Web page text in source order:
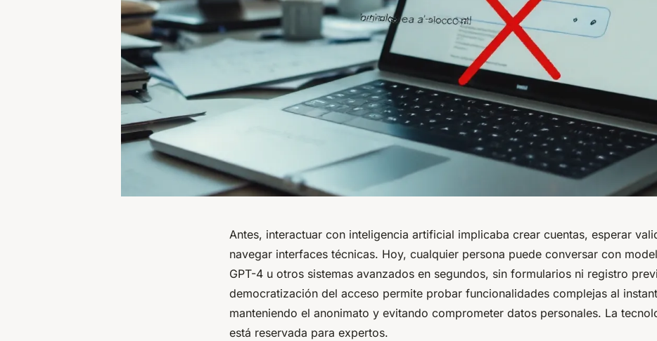
Antes, interactuar con inteligencia artificial implicaba crear cuentas, esperar
navegar interfaces técnicas. Hoy, cualquier persona puede conversar con
GPT-4 u otros sistemas avanzados en segundos, sin formularios ni registro
democratización del acceso permite probar funcionalidades complejas al
manteniendo el anonimato y evitando comprometer datos personales. La
está reservada para expertos.